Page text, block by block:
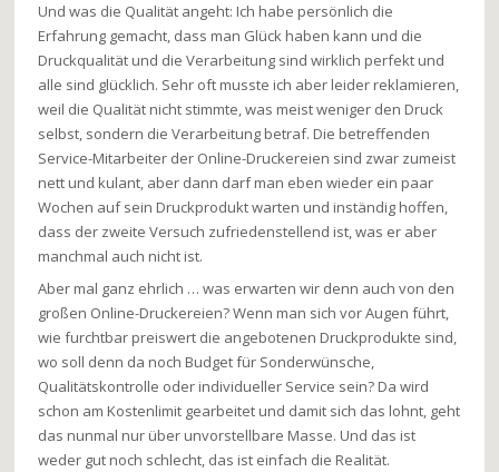
Und was die Qualität angeht: Ich habe persönlich die
Erfahrung gemacht, dass man Glück haben kann und die
Druckqualität und die Verarbeitung sind wirklich perfekt und
alle sind glücklich. Sehr oft musste ich aber leider reklamieren,
weil die Qualität nicht stimmte, was meist weniger den Druck
selbst, sondern die Verarbeitung betraf. Die betreffenden
Service-Mitarbeiter der Online-Druckereien sind zwar zumeist
nett und kulant, aber dann darf man eben wieder ein paar
Wochen auf sein Druckprodukt warten und inständig hoffen,
dass der zweite Versuch zufriedenstellend ist, was er aber
manchmal auch nicht ist.
Aber mal ganz ehrlich … was erwarten wir denn auch von den
großen Online-Druckereien? Wenn man sich vor Augen führt,
wie furchtbar preiswert die angebotenen Druckprodukte sind,
wo soll denn da noch Budget für Sonderwünsche,
Qualitätskontrolle oder individueller Service sein? Da wird
schon am Kostenlimit gearbeitet und damit sich das lohnt, geht
das nunmal nur über unvorstellbare Masse. Und das ist
weder gut noch schlecht, das ist einfach die Realität.